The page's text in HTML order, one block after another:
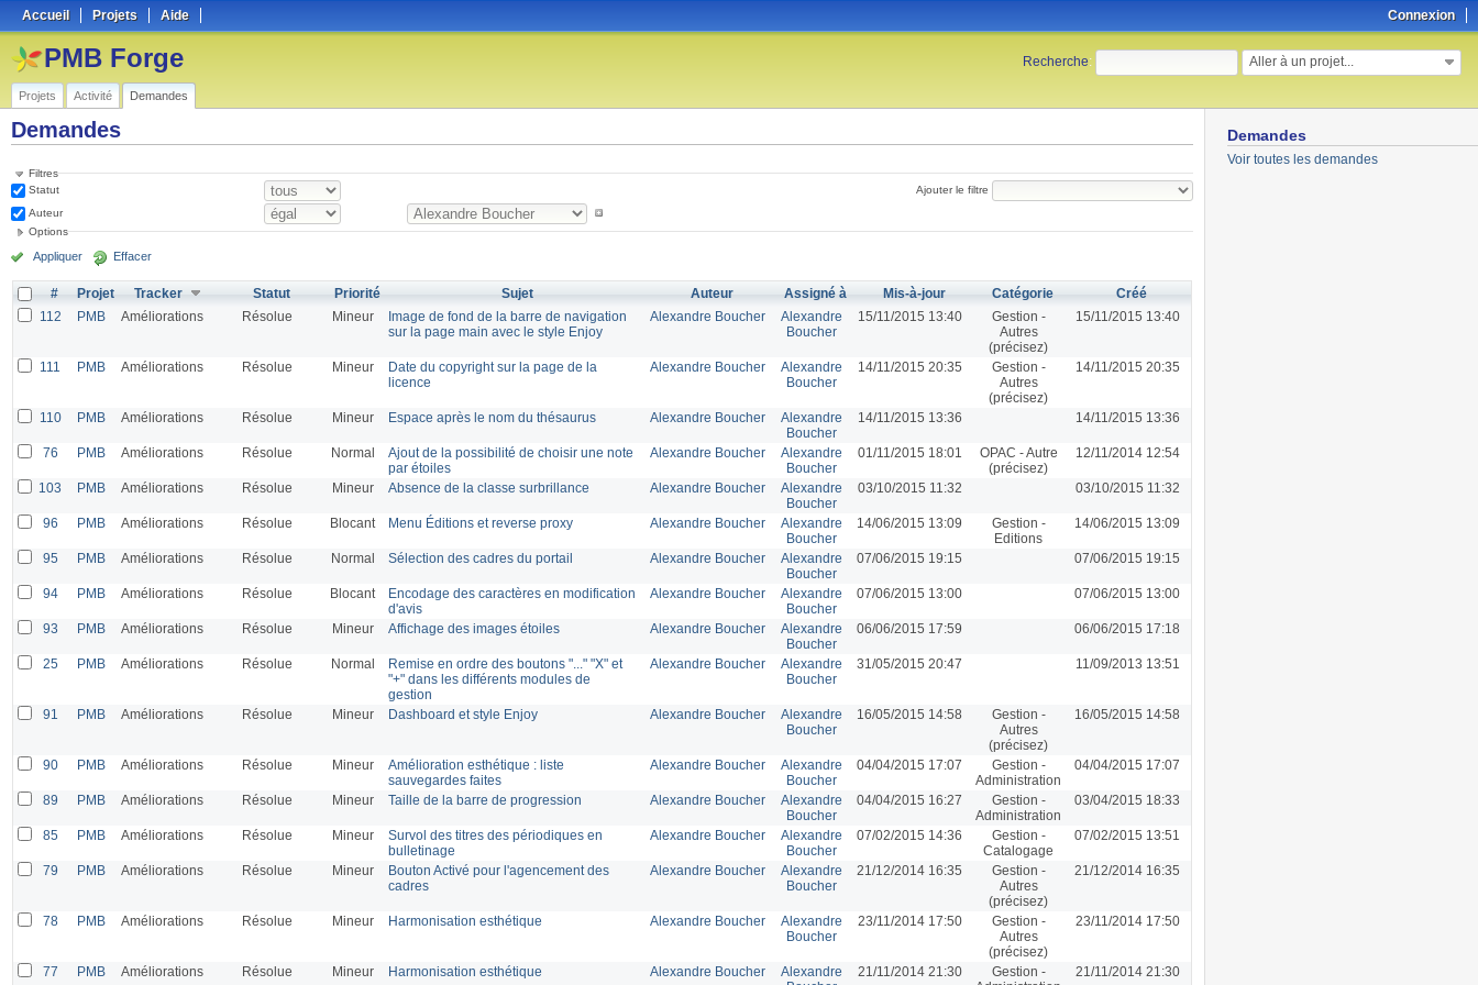
Connexion
Accueil Projets Aide
Recherche: Aller à un projet...
PMB Forge
Projets Activité Demandes
Demandes
Voir toutes les demandes
Demandes
Filtres
Statut
Auteur
Ajouter le filtre
Options
Appliquer Effacer
# Projet Tracker Statut Priorité Sujet Auteur Assigné à Mis-à-jour Catégorie
Créé
112
PMB Améliorations Résolue Mineur
Image de fond de la barre de navigation
sur la page main avec le style Enjoy
Alexandre Boucher
Alexandre
Boucher
15/11/2015 13:40
Gestion -
Autres
(précisez)
15/11/2015 13:40
111 PMB Améliorations Résolue Mineur
Date du copyright sur la page de la
licence
Alexandre Boucher
Alexandre
Boucher
14/11/2015 20:35
Gestion -
Autres
(précisez)
14/11/2015 20:35
110 PMB Améliorations Résolue Mineur Espace après le nom du thésaurus Alexandre Boucher
Alexandre
Boucher
14/11/2015 13:36 14/11/2015 13:36
76 PMB Améliorations Résolue Normal
Ajout de la possibilité de choisir une note
par étoiles
Alexandre Boucher
Alexandre
Boucher
01/11/2015 18:01
OPAC - Autre
(précisez)
12/11/2014 12:54
103 PMB Améliorations Résolue Mineur Absence de la classe surbrillance Alexandre Boucher
Alexandre
Boucher
03/10/2015 11:32 03/10/2015 11:32
96 PMB Améliorations Résolue Blocant Menu Éditions et reverse proxy Alexandre Boucher
Alexandre
Boucher
14/06/2015 13:09
Gestion -
Editions
14/06/2015 13:09
95 PMB Améliorations Résolue Normal Sélection des cadres du portail Alexandre Boucher
Alexandre
Boucher
07/06/2015 19:15 07/06/2015 19:15
94 PMB Améliorations Résolue Blocant
Encodage des caractères en modification
d'avis
Alexandre Boucher
Alexandre
Boucher
07/06/2015 13:00 07/06/2015 13:00
93 PMB Améliorations Résolue Mineur Affichage des images étoiles Alexandre Boucher
Alexandre
Boucher
06/06/2015 17:59 06/06/2015 17:18
25 PMB Améliorations Résolue Normal
Remise en ordre des boutons "..." "X" et
"+" dans les différents modules de
gestion
Alexandre Boucher
Alexandre
Boucher
31/05/2015 20:47 11/09/2013 13:51
91 PMB Améliorations Résolue Mineur Dashboard et style Enjoy Alexandre Boucher
Alexandre
Boucher
16/05/2015 14:58
Gestion -
Autres
(précisez)
16/05/2015 14:58
90 PMB Améliorations Résolue Mineur
Amélioration esthétique : liste
sauvegardes faites
Alexandre Boucher
Alexandre
Boucher
04/04/2015 17:07
Gestion -
Administration
04/04/2015 17:07
89 PMB Améliorations Résolue Mineur Taille de la barre de progression Alexandre Boucher
Alexandre
Boucher
04/04/2015 16:27
Gestion -
Administration
03/04/2015 18:33
85 PMB Améliorations Résolue Mineur
Survol des titres des périodiques en
bulletinage
Alexandre Boucher
Alexandre
Boucher
07/02/2015 14:36
Gestion -
Catalogage
07/02/2015 13:51
79 PMB Améliorations Résolue Mineur
Bouton Activé pour l'agencement des
cadres
Alexandre Boucher
Alexandre
Boucher
21/12/2014 16:35
Gestion -
Autres
(précisez)
21/12/2014 16:35
78 PMB Améliorations Résolue Mineur Harmonisation esthétique Alexandre Boucher
Alexandre
Boucher
23/11/2014 17:50
Gestion -
Autres
(précisez)
23/11/2014 17:50
77 PMB Améliorations Résolue Mineur Harmonisation esthétique Alexandre Boucher
Alexandre
21/11/2014 21:30
Gestion -
21/11/2014 21:30